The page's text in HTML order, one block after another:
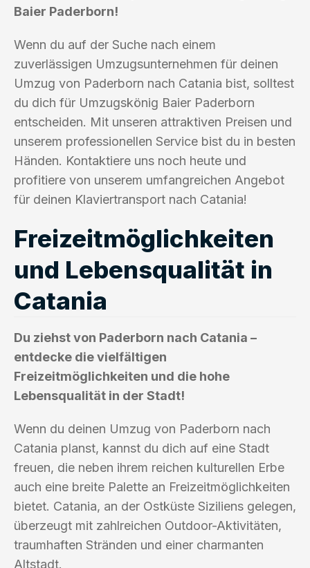
Baier Paderborn!
Wenn du auf der Suche nach einem
zuverlässigen Umzugsunternehmen für deinen
Umzug von Paderborn nach Catania bist, solltest
du dich für Umzugskönig Baier Paderborn
entscheiden. Mit unseren attraktiven Preisen und
unserem professionellen Service bist du in besten
Händen. Kontaktiere uns noch heute und
profitiere von unserem umfangreichen Angebot
für deinen Klaviertransport nach Catania!
Freizeitmöglichkeiten
und Lebensqualität in
Catania
Du ziehst von Paderborn nach Catania –
entdecke die vielfältigen
Freizeitmöglichkeiten und die hohe
Lebensqualität in der Stadt!
Wenn du deinen Umzug von Paderborn nach
Catania planst, kannst du dich auf eine Stadt
freuen, die neben ihrem reichen kulturellen Erbe
auch eine breite Palette an Freizeitmöglichkeiten
bietet. Catania, an der Ostküste Siziliens gelegen,
überzeugt mit zahlreichen Outdoor-Aktivitäten,
traumhaften Stränden und einer charmanten
Altstadt.